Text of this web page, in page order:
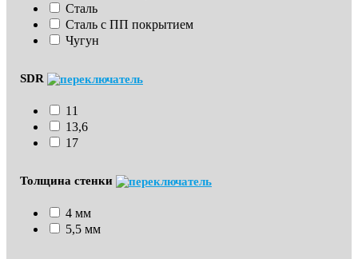
Сталь
Сталь с ПП покрытием
Чугун
SDR
11
13,6
17
Толщина стенки
4 мм
5,5 мм